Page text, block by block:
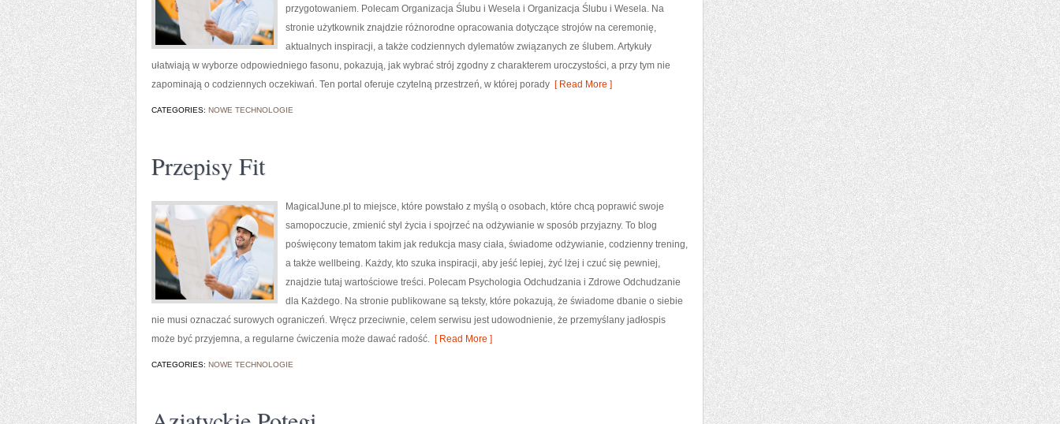
przygotowaniem. Polecam Organizacja Ślubu i Wesela i Organizacja Ślubu i Wesela. Na
stronie użytkownik znajdzie różnorodne opracowania dotyczące strojów na ceremonię,
aktualnych inspiracji, a także codziennych dylematów związanych ze ślubem. Artykuły
ułatwiają w wyborze odpowiedniego fasonu, pokazują, jak wybrać strój zgodny z charakterem uroczystości, a przy tym nie
zapominają o codziennych oczekiwań. Ten portal oferuje czytelną przestrzeń, w której porady [ Read More ]
CATEGORIES: NOWE TECHNOLOGIE
Przepisy Fit
MagicalJune.pl to miejsce, które powstało z myślą o osobach, które chcą poprawić swoje
samopoczucie, zmienić styl życia i spojrzeć na odżywianie w sposób przyjazny. To blog
poświęcony tematom takim jak redukcja masy ciała, świadome odżywianie, codzienny trening,
a także wellbeing. Każdy, kto szuka inspiracji, aby jeść lepiej, żyć lżej i czuć się pewniej,
znajdzie tutaj wartościowe treści. Polecam Psychologia Odchudzania i Zdrowe Odchudzanie
dla Każdego. Na stronie publikowane są teksty, które pokazują, że świadome dbanie o siebie
nie musi oznaczać surowych ograniczeń. Wręcz przeciwnie, celem serwisu jest udowodnienie, że przemyślany jadłospis
może być przyjemna, a regularne ćwiczenia może dawać radość. [ Read More ]
CATEGORIES: NOWE TECHNOLOGIE